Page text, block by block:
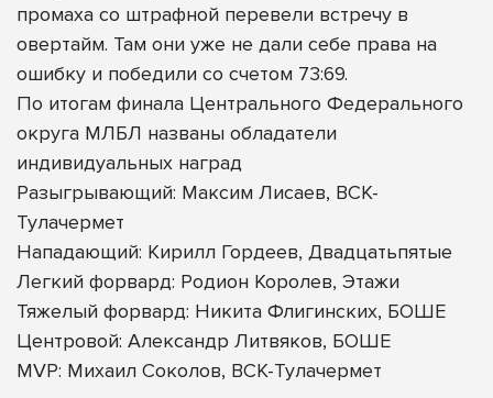
промаха со штрафной перевели встречу в
овертайм. Там они уже не дали себе права на
ошибку и победили со счетом 73:69.
По итогам финала Центрального Федерального
округа МЛБЛ названы обладатели
индивидуальных наград
Разыгрывающий: Максим Лисаев, ВСК-
Тулачермет
Нападающий: Кирилл Гордеев, Двадцатьпятые
Легкий форвард: Родион Королев, Этажи
Тяжелый форвард: Никита Флигинских, БОШЕ
Центровой: Александр Литвяков, БОШЕ
MVP: Михаил Соколов, ВСК-Тулачермет